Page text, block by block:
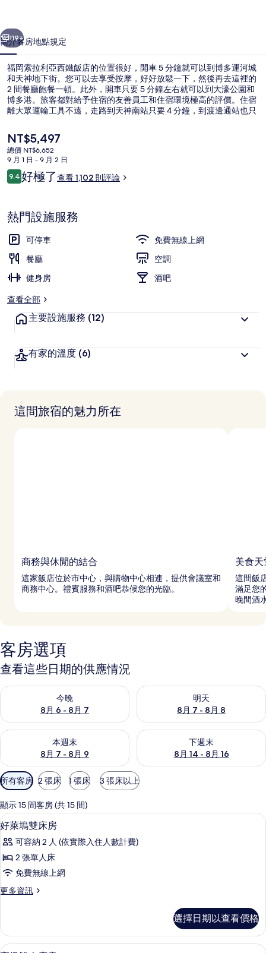
鐵
飯
店
的
相
片
集
個 下一個
119+
簡介客房地點規定
福岡索拉利亞西鐵飯店的位置很好，開車 5 分鐘就可以到博多運河城
和天神地下街。您可以去享受按摩，好好放鬆一下，然後再去這裡的
2 間餐廳飽餐一頓。此外，開車只要 5 分鐘左右就可以到大濠公園和
博多港。旅客都對給予住宿的友善員工和住宿環境極高的評價。住宿
離大眾運輸工具不遠，走路到天神南站只要 4 分鐘，到渡邊通站也只
目
前
的
價
格
NT$5,497
總價 NT$6,652
9 月 1 日 - 9 月 2 日
評
論
9.49.4 分，滿分 10 分，
好極了查看 1,102 則評論
熱門設施服務
可停車
免費無線上網
餐廳
空調
健身房
酒吧
查看全部
主要設施服務 (12)
有家的溫度 (6)
這間旅宿的魅力所在
商務與休閒的結合
這家飯店位於市中心，與購物中心相連，提供會議室和
商務中心。禮賓服務和酒吧恭候您的光臨。
美食天
這間飯
滿足您
晚間酒
客房選項
查看這些日期的供應情況
今晚
8月 6 - 8月 7
查看今晚 (8月 6 - 8月 7) 的供應情況
明天
8月 7 - 8月 8
查看明天 (8月 7 - 8月 8) 的供
本週末
8月 7 - 8月 9
查看本週末 (8月 7 - 8月 9) 的供應情況
下週末
8月 14 - 8月 16
查看下週末 (8月 14 - 8月 16)
可
用
的
客
房
篩
選
條
所有客房 2 張床 1 張床 3 張床以上
顯示 15 間客房 (共 15 間)
顯
示
好
萊
塢
雙
房
的
客房內保險箱、熨斗/熨衣板、免費無
5
好萊塢雙床房
可容納 2 人 (依實際入住人數計費)
2 張單人床
免費無線上網
更多資訊
更
塢
雙
選擇日期以查看價格
顯
客房內保險箱、熨斗/熨衣板、免費無